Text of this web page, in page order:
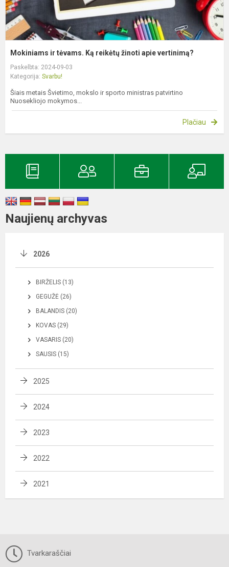
Mokiniams ir tėvams. Ką reikėtų žinoti apie vertinimą?
Paskelbta: 2024-09-03
Kategorija: Svarbu!
Šiais metais Švietimo, mokslo ir sporto ministras patvirtino
Nuosekliojo mokymos...
Plačiau
Naujienų archyvas
2026
BIRŽELIS (13)
GEGUŽĖ (26)
BALANDIS (20)
KOVAS (29)
VASARIS (20)
SAUSIS (15)
2025
2024
2023
2022
2021
Tvarkaraščiai